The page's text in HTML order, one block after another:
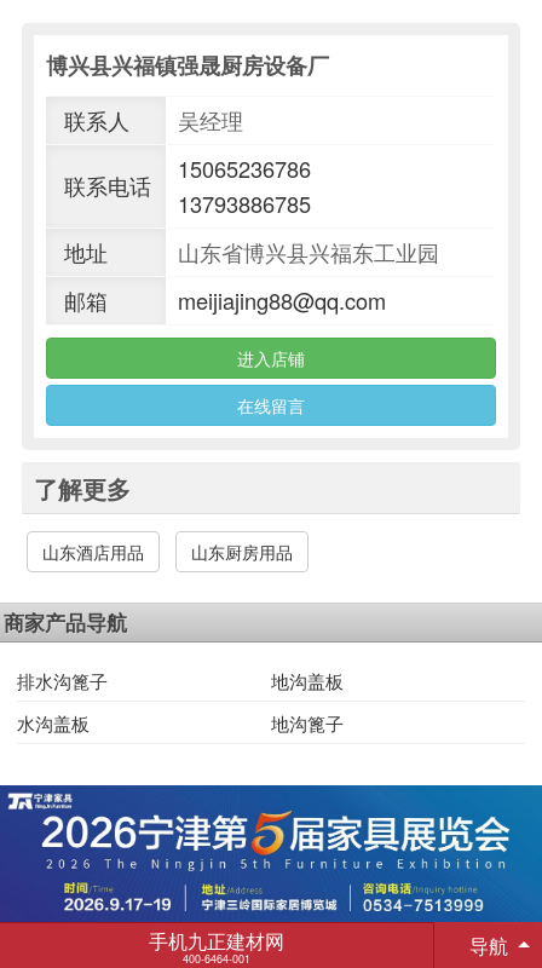
博兴县兴福镇强晟厨房设备厂
联系人
吴经理
联系电话
15065236786
13793886785
地址
山东省博兴县兴福东工业园
邮箱
meijiajing88@qq.com
进入店铺
在线留言
了解更多
山东酒店用品 山东厨房用品
商家产品导航
排水沟篦子
地沟盖板
水沟盖板
地沟篦子
手机九正建材网
400-6464-001 导航